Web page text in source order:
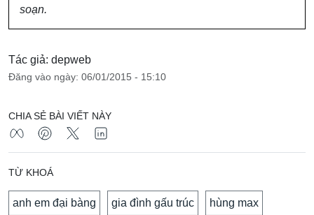
soạn.
Tác giả: depweb
Đăng vào ngày: 06/01/2015 - 15:10
CHIA SẺ BÀI VIẾT NÀY
TỪ KHOÁ
anh em đại bàng gia đình gấu trúc hùng max